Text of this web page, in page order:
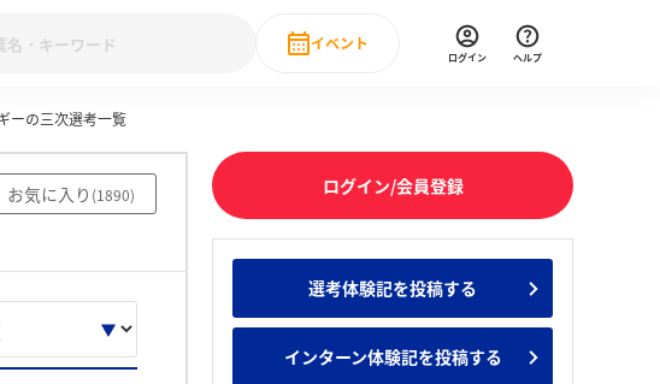
みんなの新卒就職人気企業ランキング みんなのインターン人気企業ランキ
28卒 IT・DX現場社員インタビュー
イベント
直近のイベント一覧
ログイン ヘルプ
ーの三次選考一覧
お気に入り (1890)
ログイン/会員登録
選考体験記を投稿する
インターン体験記を投稿する